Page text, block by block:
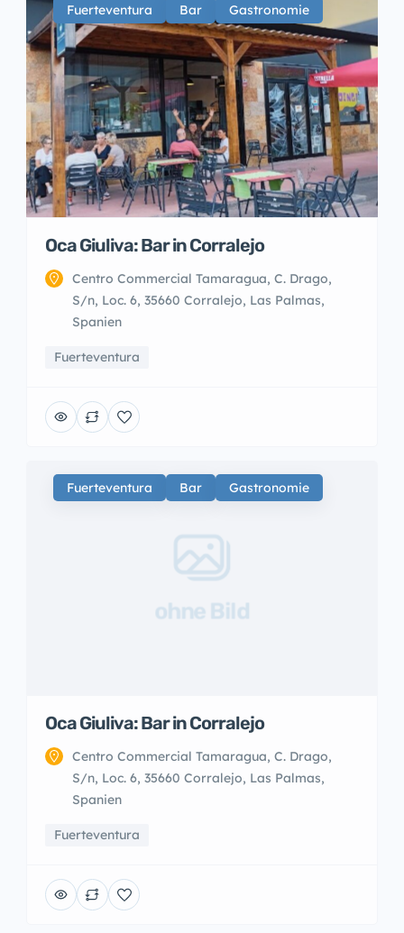
Fuerteventura Bar Gastronomie
Oca Giuliva: Bar in Corralejo
Centro Commercial Tamaragua, C. Drago,
S/n, Loc. 6, 35660 Corralejo, Las Palmas,
Spanien
Fuerteventura
Fuerteventura Bar Gastronomie
ohne Bild
Oca Giuliva: Bar in Corralejo
Centro Commercial Tamaragua, C. Drago,
S/n, Loc. 6, 35660 Corralejo, Las Palmas,
Spanien
Fuerteventura